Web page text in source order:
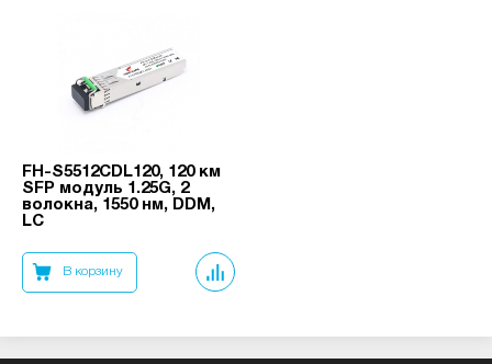
FH-S5512CDL120, 120 км
SFP модуль 1.25G, 2
волокна, 1550 нм, DDM,
LC
В корзину